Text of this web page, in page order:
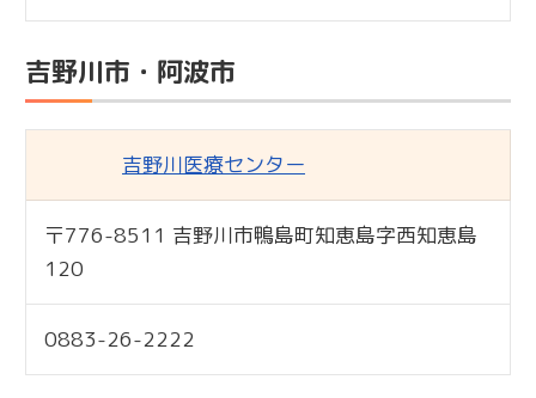
吉野川市・阿波市
吉野川医療センター
標準
〒776-8511 吉野川市鴨島町知恵島字西知恵島
120
0883-26-2222